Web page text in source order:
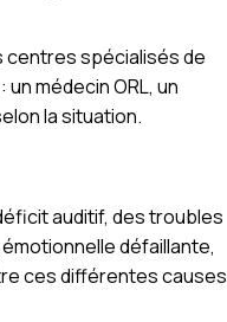
centres spécialisés de
médecin ORL, un
la situation.
auditif, des troubles
défaillante,
ces différentes causes